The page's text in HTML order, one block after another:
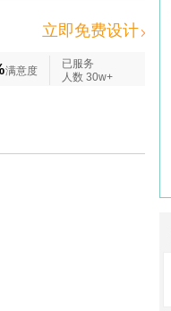
立即免费设计
满意度
已服务
人数 30w+